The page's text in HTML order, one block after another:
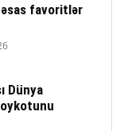
əsas favoritlər
Dünya